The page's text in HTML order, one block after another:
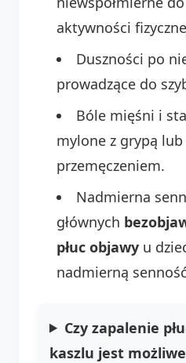
aktywności
Duszności po
prowadzące do
Bóle mięśni i
mylone z grypą
przemęczeniem.
Nadmierna
głównych
płuc objawy u
nadmierną
Czy zapalenie
kaszlu jest